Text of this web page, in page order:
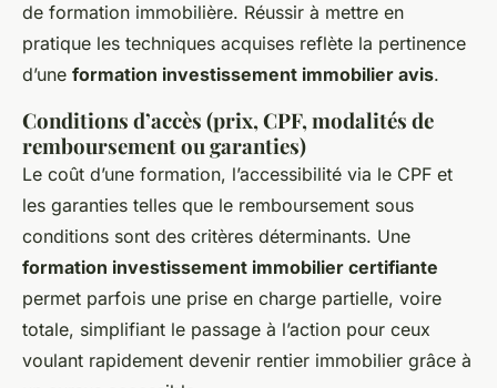
de formation immobilière. Réussir à mettre en
pratique les techniques acquises reflète la pertinence
d’une formation investissement immobilier avis.
Conditions d’accès (prix, CPF, modalités de
remboursement ou garanties)
Le coût d’une formation, l’accessibilité via le CPF et
les garanties telles que le remboursement sous
conditions sont des critères déterminants. Une
formation investissement immobilier certifiante
permet parfois une prise en charge partielle, voire
totale, simplifiant le passage à l’action pour ceux
voulant rapidement devenir rentier immobilier grâce à